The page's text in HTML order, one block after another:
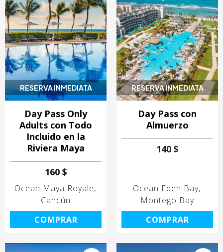
RESERVA INMEDIATA
Day Pass Only
Adults con Todo
Incluido en la
Riviera Maya
160 $
Ocean Maya Royale
Cancún
COMPRAR
RESERVA INMEDIATA
Day Pass con
Almuerzo
140 $
Ocean Eden Bay
Montego Bay
COMPRAR